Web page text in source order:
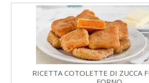
RICETTA COTOLETTE DI ZUCCA